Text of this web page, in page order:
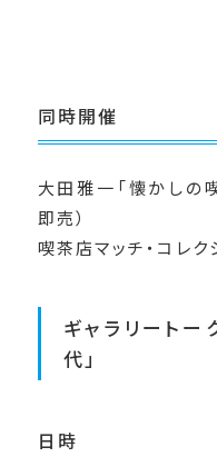
同時開催
大田雅一「懐かしの
即売）
喫茶店マッチ・コレク
ギャラリート
代」
日時